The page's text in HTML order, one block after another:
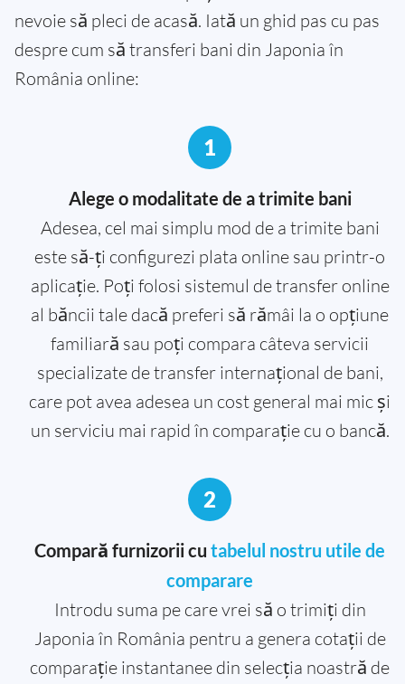
nevoie să pleci de acasă. Iată un ghid pas cu pas
despre cum să transferi bani din Japonia în
România online:
1
Alege o modalitate de a trimite bani
Adesea, cel mai simplu mod de a trimite bani
este să-ți configurezi plata online sau printr-o
aplicație. Poți folosi sistemul de transfer online
al băncii tale dacă preferi să rămâi la o opțiune
familiară sau poți compara câteva servicii
specializate de transfer internațional de bani,
care pot avea adesea un cost general mai mic și
un serviciu mai rapid în comparație cu o bancă.
2
Compară furnizorii cu tabelul nostru utile de
comparare
Introdu suma pe care vrei să o trimiți din
Japonia în România pentru a genera cotații de
comparație instantanee din selecția noastră de